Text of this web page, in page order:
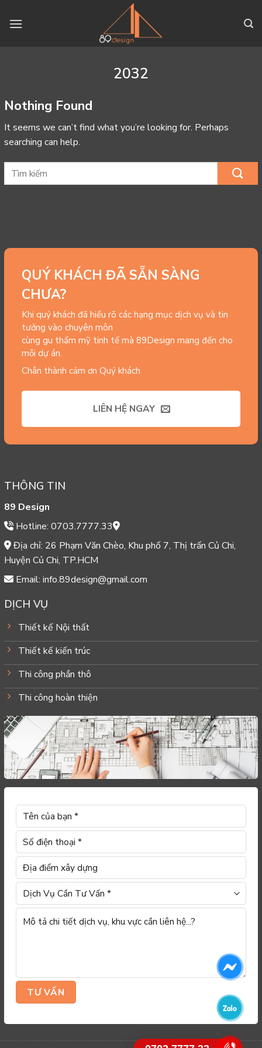
2032
Nothing Found
It seems we can’t find what you’re looking for. Perhaps
searching can help.
QUÝ KHÁCH ĐÃ SẴN SÀNG
CHƯA?
Khi quý khách đã hiểu rõ các hạng mục dịch vụ và tin
tưởng vào chuyên môn
cùng gu thẩm mỹ tinh tế mà 89Design mang đến cho
mỗi dự án.
Chân thành cảm ơn Quý khách
LIÊN HỆ NGAY
THÔNG TIN
89 Design
Hotline: 0703.7777.33
Địa chỉ: 26 Phạm Văn Chèo, Khu phố 7, Thị trấn Củ Chi,
Huyện Củ Chi, TP.HCM
Email: info.89design@gmail.com
DỊCH VỤ
Thiết kế Nội thất
Thiết kế kiến trúc
Thi công phần thô
Thi công hoàn thiện